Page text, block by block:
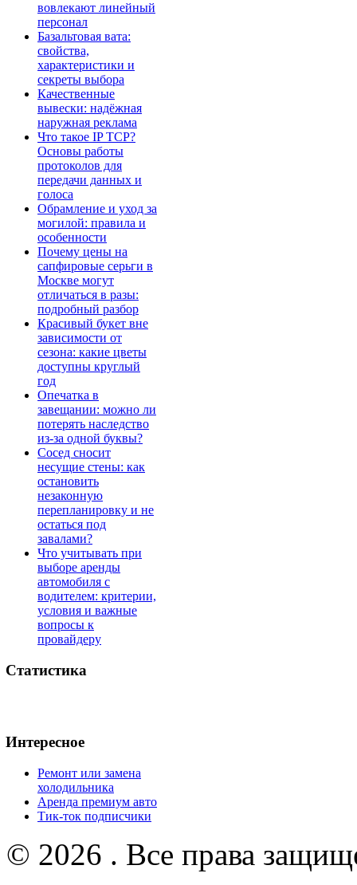
вовлекают линейный
персонал
Базальтовая вата:
свойства,
характеристики и
секреты выбора
Качественные
вывески: надёжная
наружная реклама
Что такое IP TCP?
Основы работы
протоколов для
передачи данных и
голоса
Обрамление и уход за
могилой: правила и
особенности
Почему цены на
сапфировые серьги в
Москве могут
отличаться в разы:
подробный разбор
Красивый букет вне
зависимости от
сезона: какие цветы
доступны круглый
год
Опечатка в
завещании: можно ли
потерять наследство
из-за одной буквы?
Сосед сносит
несущие стены: как
остановить
незаконную
перепланировку и не
остаться под
завалами?
Что учитывать при
выборе аренды
автомобиля с
водителем: критерии,
условия и важные
вопросы к
провайдеру
Статистика
Интересное
Ремонт или замена
холодильника
Аренда премиум авто
Тик-ток подписчики
© 2026 . Все права